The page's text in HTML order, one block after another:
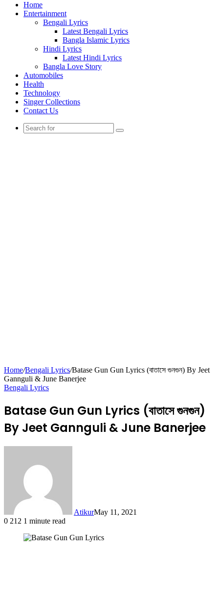
Home
Entertainment
Bengali Lyrics
Latest Bengali Lyrics
Bangla Islamic Lyrics
Hindi Lyrics
Latest Hindi Lyrics
Bangla Love Story
Automobiles
Health
Technology
Singer Collections
Contact Us
Search
Home/Bengali Lyrics/Batase Gun Gun Lyrics (বাতাসে গুনগুন) By Jeet
Gannguli & June Banerjee
Bengali Lyrics
Batase Gun Gun Lyrics (বাতাসে গুনগুন)
By Jeet Gannguli & June Banerjee
AtikurMay 11, 2021
0 212 1 minute read